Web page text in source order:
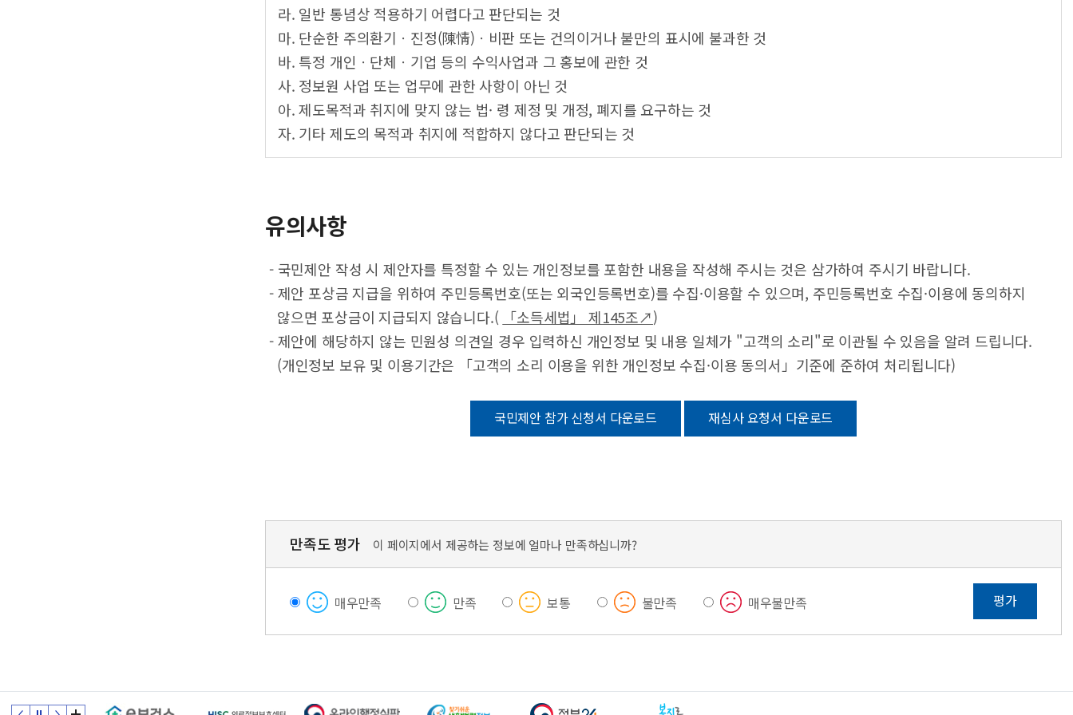
라. 일반 통념상 적용하기 어렵다고 판단되는 것
마. 단순한 주의환기ㆍ진정(陳情)ㆍ비판 또는 건의이거나 불만의 표시에 불과한 것
바. 특정 개인ㆍ단체ㆍ기업 등의 수익사업과 그 홍보에 관한 것
사. 정보원 사업 또는 업무에 관한 사항이 아닌 것
아. 제도목적과 취지에 맞지 않는 법· 령 제정 및 개정, 폐지를 요구하는 것
자. 기타 제도의 목적과 취지에 적합하지 않다고 판단되는 것
유의사항
- 국민제안 작성 시 제안자를 특정할 수 있는 개인정보를 포함한 내용을 작성해 주시는 것은 삼가하여 주시기 바랍니다.
- 제안 포상금 지급을 위하여 주민등록번호(또는 외국인등록번호)를 수집·이용할 수 있으며, 주민등록번호 수집·이용에 동의하지
않으면 포상금이 지급되지 않습니다.(
「소득세법」 제145조↗)
- 제안에 해당하지 않는 민원성 의견일 경우 입력하신 개인정보 및 내용 일체가 "고객의 소리"로 이관될 수 있음을 알려 드립니다.
(개인정보 보유 및 이용기간은 「고객의 소리 이용을 위한 개인정보 수집·이용 동의서」기준에 준하여 처리됩니다)
국민제안 참가 신청서 다운로드 재심사 요청서 다운로드
만족도 평가 이 페이지에서 제공하는 정보에 얼마나 만족하십니까?
매우만족 만족 보통 불만족 매우불만족 평가